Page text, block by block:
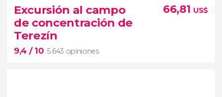
5.760 opiniones
visita guiada por el Castillo de Praga
catedral de San Vito
Excursión al campo
de concentración de
Terezín
9,4 / 10 5.643 opiniones
66,81 US$